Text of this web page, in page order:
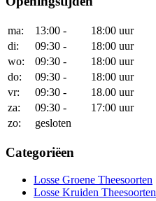
ma: 13:00 -
18:00 uur
di:
09:30 -
18:00 uur
wo:
09:30 -
18:00 uur
do:
09:30 -
18:00 uur
vr:
09:30 -
18.00 uur
za:
09:30 -
17:00 uur
zo:
gesloten
Categoriëen
Losse Groene Theesoorten
Losse Kruiden Theesoorten